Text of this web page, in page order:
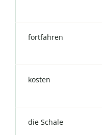
fortfahren
kosten
die Schale